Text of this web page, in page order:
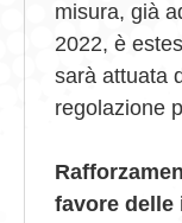
misura, già
2022, è
sarà attuata
regolazione
favore delle